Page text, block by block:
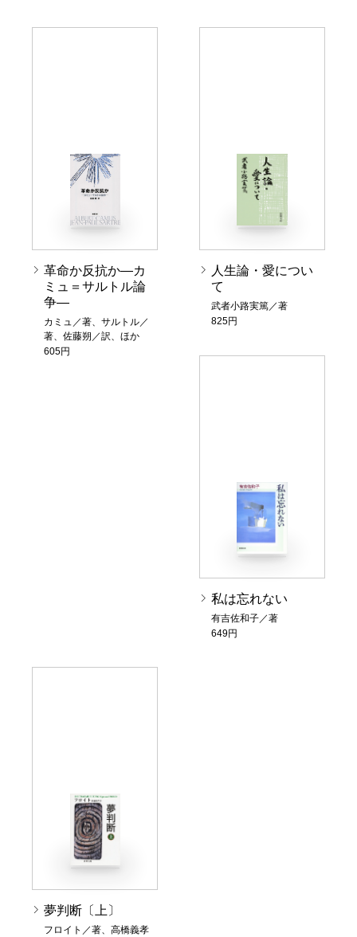
革命か反抗か―カ
ミュ＝サルトル論
争―
カミュ／著、サルトル／
著、佐藤朔／訳、ほか
605円
人生論・愛につい
て
武者小路実篤／著
825円
私は忘れない
有吉佐和子／著
649円
夢判断〔上〕
フロイト／著、高橋義孝